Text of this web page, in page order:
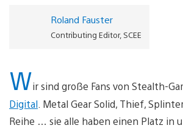
Roland Fauster
Contributing Editor, SCEE
Wir sind große Fans von Stealth-
Digital . Metal Gear Solid, Thief,
Reihe … sie alle haben einen Platz in